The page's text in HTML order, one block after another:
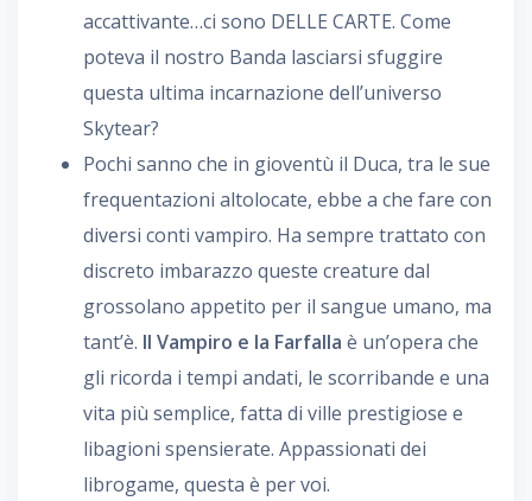
accattivante…ci sono DELLE CARTE. Come
poteva il nostro Banda lasciarsi sfuggire
questa ultima incarnazione dell’universo
Skytear?
Pochi sanno che in gioventù il Duca, tra le sue
frequentazioni altolocate, ebbe a che fare con
diversi conti vampiro. Ha sempre trattato con
discreto imbarazzo queste creature dal
grossolano appetito per il sangue umano, ma
tant’è. Il Vampiro e la Farfalla è un’opera che
gli ricorda i tempi andati, le scorribande e una
vita più semplice, fatta di ville prestigiose e
libagioni spensierate. Appassionati dei
librogame, questa è per voi.